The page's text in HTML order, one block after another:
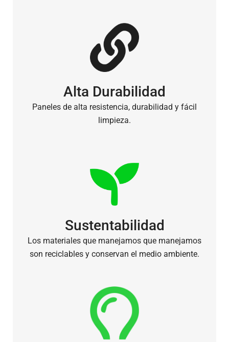
Alta Durabilidad
Paneles de alta resistencia, durabilidad y fácil
limpieza.
Sustentabilidad
Los materiales que manejamos que manejamos
son reciclables y conservan el medio ambiente.